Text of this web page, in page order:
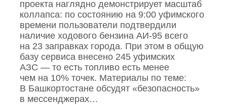
проекта наглядно демонстрирует масштаб
коллапса: по состоянию на 9:00 уфимского
времени пользователи подтвердили
наличие ходового бензина АИ‑95 всего
на 23 заправках города. При этом в общую
базу сервиса внесено 245 уфимских
АЗС — то есть топливо есть менее
чем на 10% точек. Материалы по теме:
В Башкортостане обсудят «безопасность»
в мессенджерах…